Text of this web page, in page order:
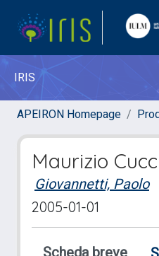
IRIS
APEIRON Homepage
Maurizio
Giovannetti, Paolo
2005-01-01